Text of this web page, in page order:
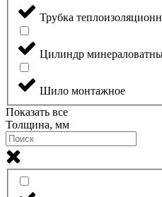
Трубка
Цилиндр
Шило монтажное
Показать все
Толщина, мм